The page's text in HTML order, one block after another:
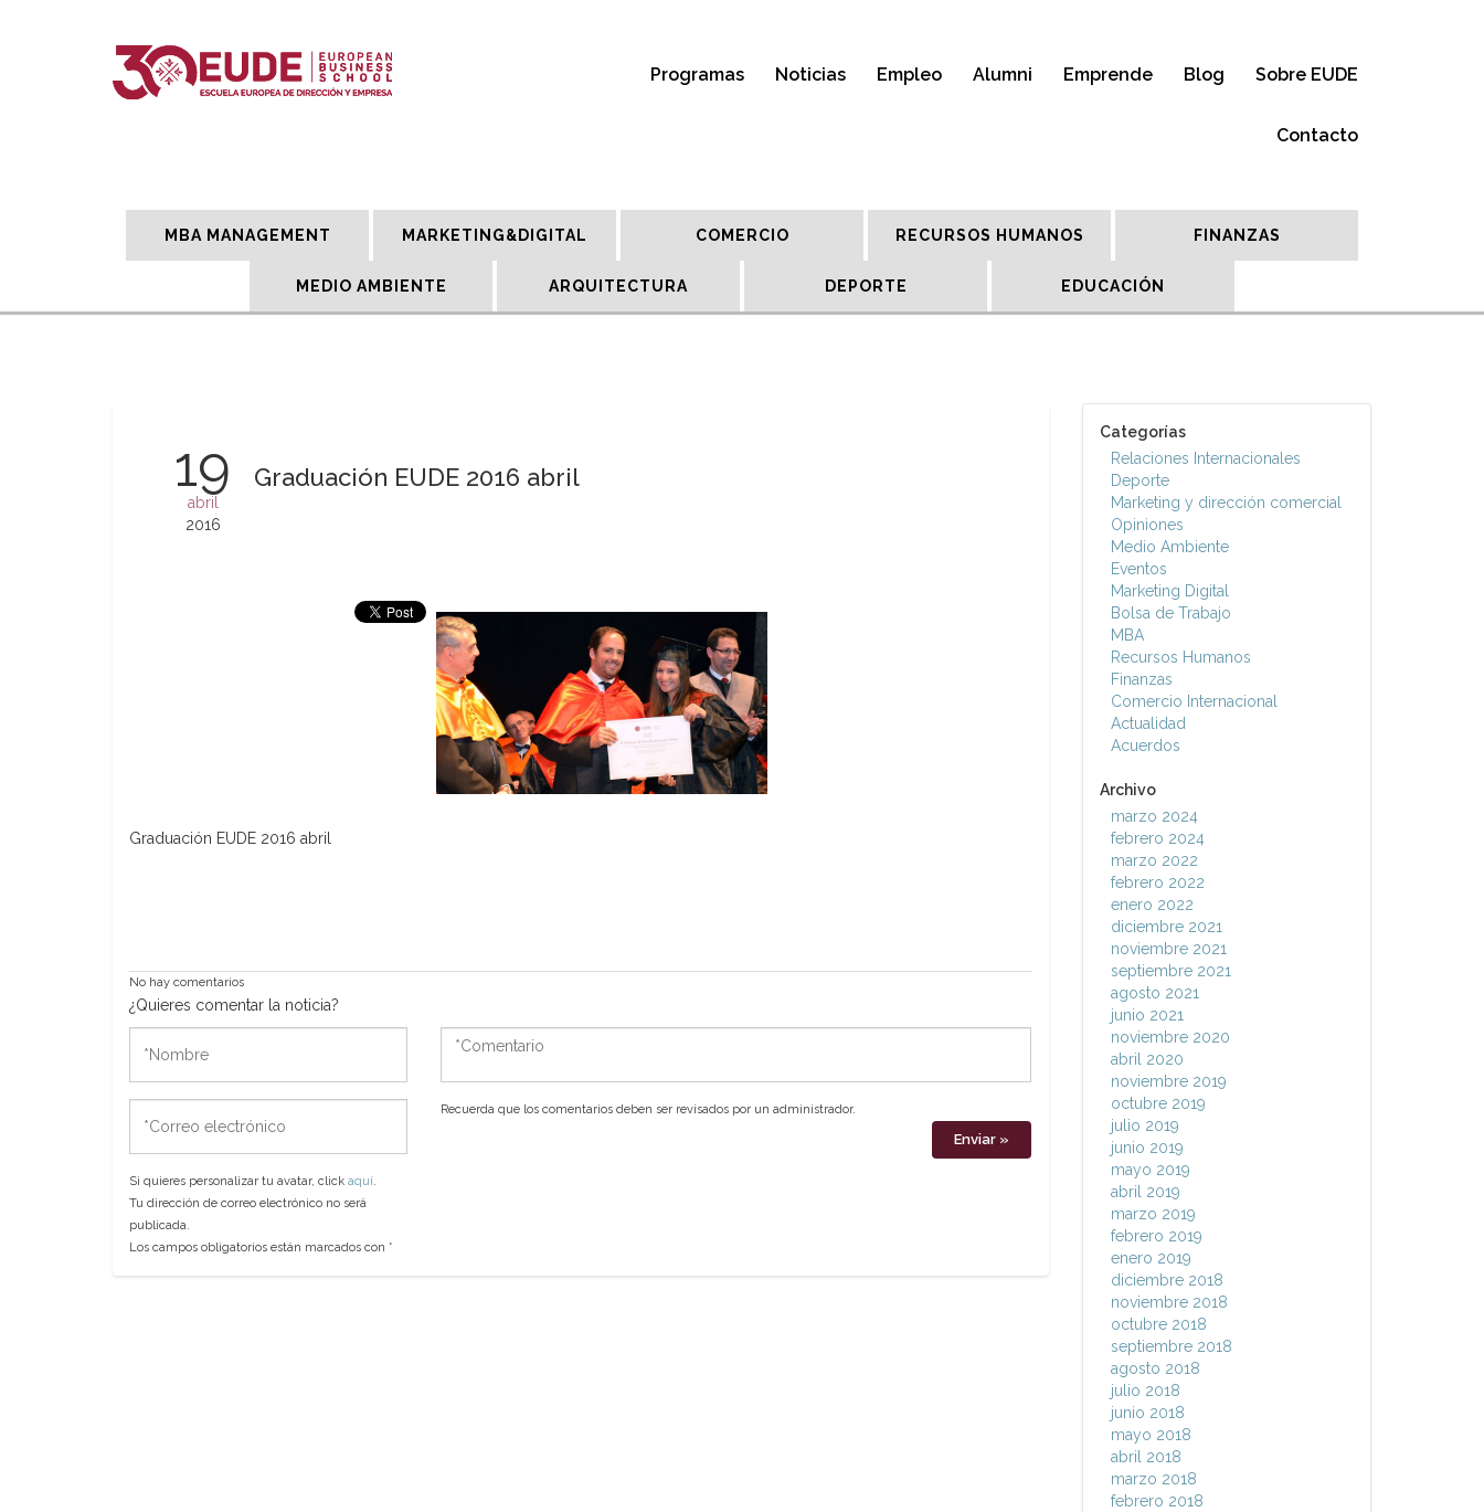
Programas Noticias Empleo Alumni Emprende Blog Sobre EUDE
Contacto
MBA MANAGEMENT MARKETING&DIGITAL COMERCIO RECURSOS HUMANOS FINANZAS
MEDIO AMBIENTE ARQUITECTURA DEPORTE EDUCACIÓN
19
abril
2016
Graduación EUDE 2016 abril
Graduación EUDE 2016 abril
No hay comentarios
¿Quieres comentar la noticia?
electrónico
Si quieres personalizar tu avatar, click aquí.
Tu dirección de correo electrónico no será
publicada.
Los campos obligatorios están marcados con *
*Comentario
Recuerda que los comentarios deben ser revisados por un administrador.
Categorías
Relaciones Internacionales
Deporte
Marketing y dirección comercial
Opiniones
Medio Ambiente
Eventos
Marketing Digital
Bolsa de Trabajo
MBA
Recursos Humanos
Finanzas
Comercio Internacional
Actualidad
Acuerdos
Archivo
marzo 2024
febrero 2024
marzo 2022
febrero 2022
enero 2022
diciembre 2021
noviembre 2021
septiembre 2021
agosto 2021
junio 2021
noviembre 2020
abril 2020
noviembre 2019
octubre 2019
julio 2019
junio 2019
mayo 2019
abril 2019
marzo 2019
febrero 2019
enero 2019
diciembre 2018
noviembre 2018
octubre 2018
septiembre 2018
agosto 2018
julio 2018
junio 2018
mayo 2018
abril 2018
marzo 2018
febrero 2018